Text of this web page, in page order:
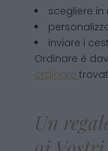
scegliere
inviare i
Ordinare è
ordinare
Un